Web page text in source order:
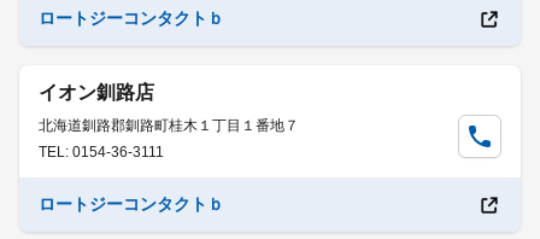
ロートジーコンタクトｂ
イオン釧路店
北海道釧路郡釧路町桂木１丁目１番地７
TEL: 0154-36-3111
ロートジーコンタクトｂ